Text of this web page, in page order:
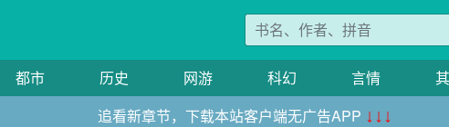
都市 历史 网游 科幻 言情
追看新章节，下载本站客户端无广告APP ↓↓↓